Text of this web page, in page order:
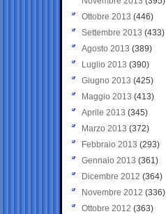
Ottobre 2013 (446)
Settembre 2013 (433)
Agosto 2013 (389)
Luglio 2013 (390)
Giugno 2013 (425)
Maggio 2013 (413)
Aprile 2013 (345)
Marzo 2013 (372)
Febbraio 2013 (293)
Gennaio 2013 (361)
Dicembre 2012 (364)
Novembre 2012 (336)
Ottobre 2012 (363)